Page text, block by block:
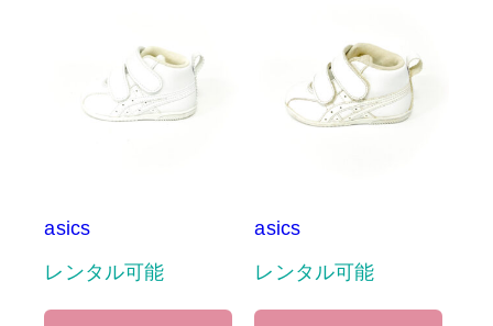
asics
レンタル可能
asics
レンタル可能